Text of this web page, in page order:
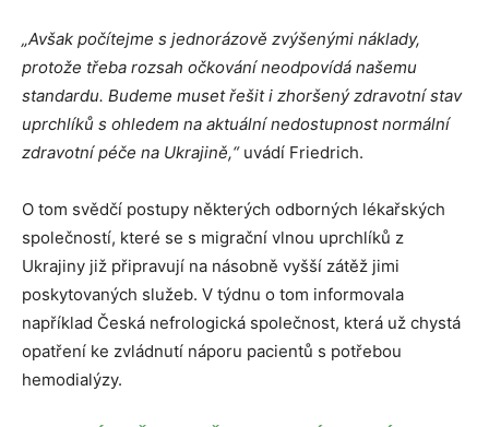
„Avšak počítejme s jednorázově zvýšenými náklady,
protože třeba rozsah očkování neodpovídá našemu
standardu. Budeme muset řešit i zhoršený zdravotní stav
uprchlíků s ohledem na aktuální nedostupnost normální
zdravotní péče na Ukrajině,“ uvádí Friedrich.
O tom svědčí postupy některých odborných lékařských
společností, které se s migrační vlnou uprchlíků z
Ukrajiny již připravují na násobně vyšší zátěž jimi
poskytovaných služeb. V týdnu o tom informovala
například Česká nefrologická společnost, která už chystá
opatření ke zvládnutí náporu pacientů s potřebou
hemodialýzy.